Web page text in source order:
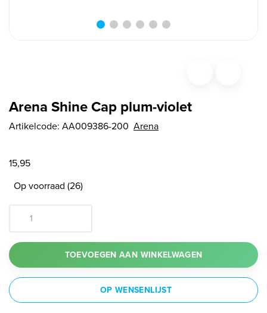
Arena Shine Cap plum-violet
Artikelcode: AA009386-200 Arena
15,95
Op voorraad (26)
TOEVOEGEN AAN WINKELWAGEN
OP WENSENLIJST